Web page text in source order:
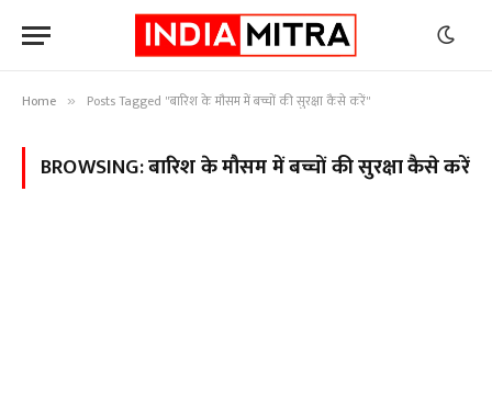
Home » Posts Tagged "बारिश के मौसम में बच्चों की सुरक्षा कैसे करें"
BROWSING:बारिश के मौसम में बच्चों की सुरक्षा कैसे करें